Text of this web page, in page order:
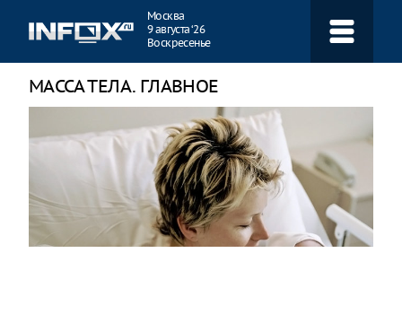
Москва
9 августа ‘26
Воскресенье
МАССА ТЕЛА. ГЛАВНОЕ